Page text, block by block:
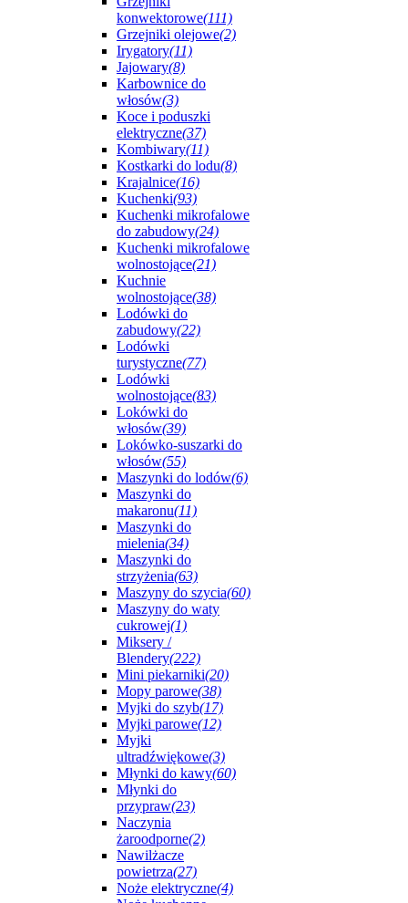
konwektorowe(111)
Grzejniki olejowe(2)
Irygatory(11)
Jajowary(8)
Karbownice do
włosów(3)
Koce i poduszki
elektryczne(37)
Kombiwary(11)
Kostkarki do lodu(8)
Krajalnice(16)
Kuchenki(93)
Kuchenki mikrofalowe
do zabudowy(24)
Kuchenki mikrofalowe
wolnostojące(21)
Kuchnie
wolnostojące(38)
Lodówki do
zabudowy(22)
Lodówki
turystyczne(77)
Lodówki
wolnostojące(83)
Lokówki do
włosów(39)
Lokówko-suszarki do
włosów(55)
Maszynki do lodów(6)
Maszynki do
makaronu(11)
Maszynki do
mielenia(34)
Maszynki do
strzyżenia(63)
Maszyny do szycia(60)
Maszyny do waty
cukrowej(1)
Miksery /
Blendery(222)
Mini piekarniki(20)
Mopy parowe(38)
Myjki do szyb(17)
Myjki parowe(12)
Myjki
ultradźwiękowe(3)
Młynki do kawy(60)
Młynki do
przypraw(23)
Naczynia
żaroodporne(2)
Nawilżacze
powietrza(27)
Noże elektryczne(4)